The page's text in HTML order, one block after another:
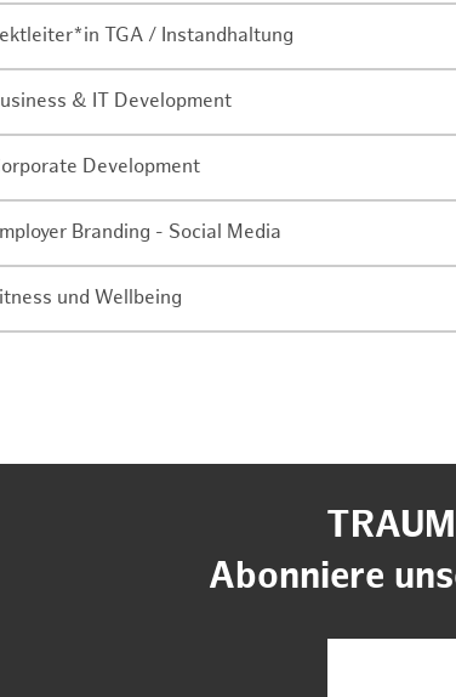
TGA / Instandhaltung
& IT Development
Development
Branding - Social Media
und Wellbeing
Abonniere